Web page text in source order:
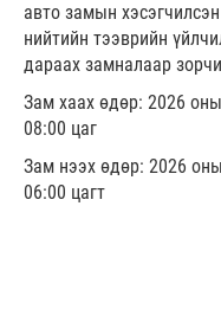
авто замын
нийтийн тээврийн
дараах замналаар
Зам хаах өдөр: 2026
08:00 цаг
Зам нээх өдөр: 2026
06:00 цагт